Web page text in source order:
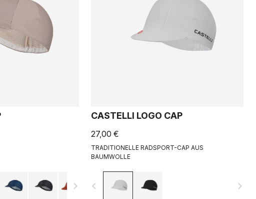
navigate_next
CASTELLI LOGO CAP
27,00 €
TRADITIONELLE RADSPORT-CAP AUS
BAUMWOLLE
navigate_before navigate_next